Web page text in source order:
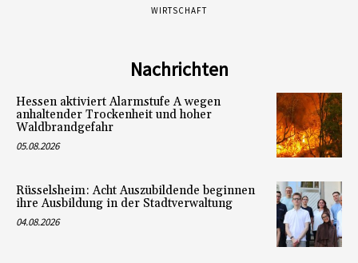
WIRTSCHAFT
Nachrichten
Hessen aktiviert Alarmstufe A wegen
anhaltender Trockenheit und hoher
Waldbrandgefahr
05.08.2026
Rüsselsheim: Acht Auszubildende beginnen
ihre Ausbildung in der Stadtverwaltung
04.08.2026